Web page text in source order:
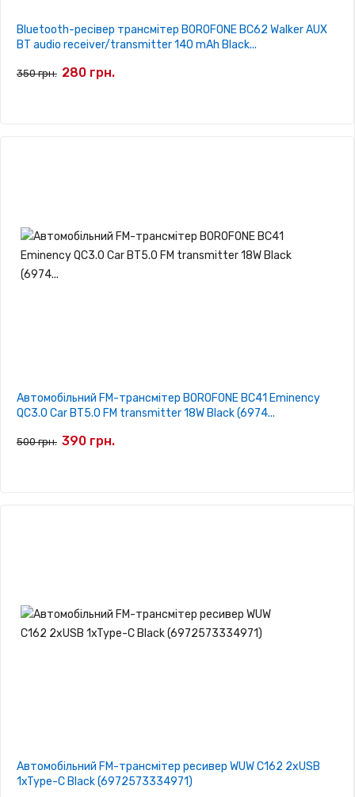
Bluetooth-ресівер трансмітер BOROFONE BC62 Walker AUX
BT audio receiver/transmitter 140 mAh Black...
350 грн. 280 грн.
Автомобільний FM-трансмітер BOROFONE BC41 Eminency
QC3.0 Car BT5.0 FM transmitter 18W Black (6974...
500 грн. 390 грн.
Автомобільний FM-трансмітер ресивер WUW C162 2xUSB
1xType-C Black (6972573334971)